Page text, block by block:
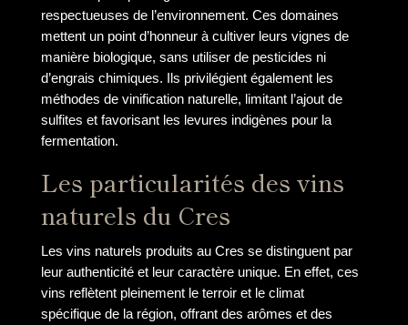
respectueuses de l’environnement. Ces domaines
mettent un point d’honneur à cultiver leurs vignes de
manière biologique, sans utiliser de pesticides ni
d’engrais chimiques. Ils privilégient également les
méthodes de vinification naturelle, limitant l’ajout de
sulfites et favorisant les levures indigènes pour la
fermentation.
Les particularités des vins
naturels du Cres
Les vins naturels produits au Cres se distinguent par
leur authenticité et leur caractère unique. En effet, ces
vins reflètent pleinement le terroir et le climat
spécifique de la région, offrant des arômes et des